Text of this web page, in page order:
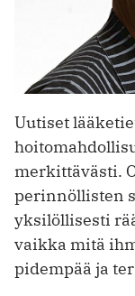
Uutiset
merkittävästi.
perinnöllisten
yksilöllisesti
vaikka mitä
pidempää ja